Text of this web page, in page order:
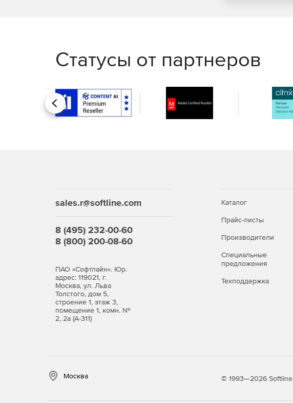
Статусы от партнеров
Назад
sales.r@softline.com
8 (495) 232-00-60
8 (800) 200-08-60
ПАО «Софтлайн». Юр.
адрес: 119021, г.
Москва, ул. Льва
Толстого, дом 5,
строение 1, этаж 3,
помещение 1, комн. №
2, 2а (А-311)
Каталог
Прайс-листы
Производители
Специальные
предложения
Техподдержка
Москва © 1993—2026 Softline